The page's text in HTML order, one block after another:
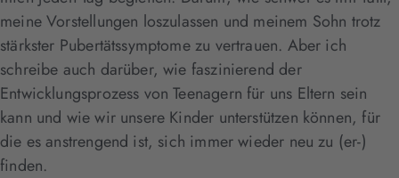
meine Vorstellungen loszulassen und meinem Sohn trotz
stärkster Pubertätssymptome zu vertrauen. Aber ich
schreibe auch darüber, wie faszinierend der
Entwicklungsprozess von Teenagern für uns Eltern sein
kann und wie wir unsere Kinder unterstützen können, für
die es anstrengend ist, sich immer wieder neu zu (er-)
finden.